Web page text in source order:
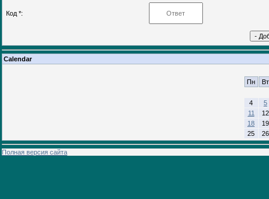
Код *:
Calendar
Пн Вт
4
5
11
12
18
19
25
26
Полная версия сайта